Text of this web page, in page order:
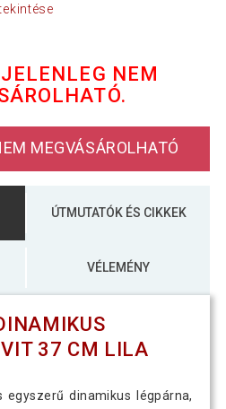
NEM
MEGVÁSÁROLHATÓ
ÚTMUTATÓK ÉS CIKKEK
VÉLEMÉNY
37 CM LILA
egyszerű dinamikus légpárna,